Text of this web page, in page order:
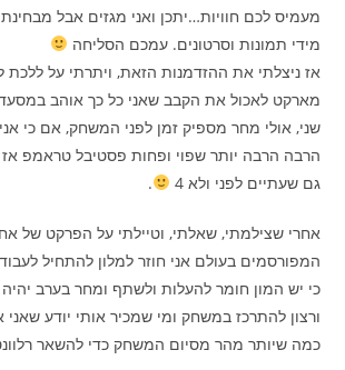
מעמיס לכם חוויות…יתכן ואני מגזים אבל
מידי תמונות וסרטונים. עמכם הסליחה
אז ניצלתי את ההזדמנות הזאת, ויתרתי על ללכת
מארקט לאכול את הקבב שאני כל כך אוהב
שני, אולי מחר מספיק זמן לפני המשחק, אם כי
הרבה הרבה יותר שפוי ופחות פסטיבל טראמפ
גם שעתיים לפני ולא 4
.
אחרי שצילמתי, שאלתי, וטיילתי על הפרקט של
המפורסמים בעולם אני חוזר למלון להתחיל
כי יש המון חומר להעלות ולשתף ומחר בערב
ורצון להתרכז במשחק ומי שמכיר אותי יודע
כמה שיותר מהר מסיום המשחק כדי להשאר